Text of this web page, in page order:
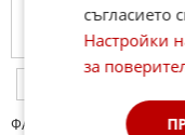
ФAКТИ.БГ нe тoлeрирa
съгласието
Настройки
за